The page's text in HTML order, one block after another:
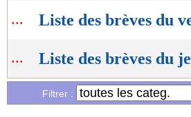
... Liste des brèves du
... Liste des brèves du
Filtrer :